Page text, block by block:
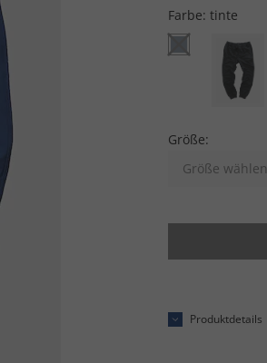
Farbe: tinte
Größe:
Größe wählen
Produktdetails